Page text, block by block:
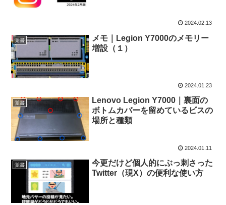
2024.02.13
覚書
メモ｜Legion Y7000のメモリー
増設（１）
2024.01.23
覚書
Lenovo Legion Y7000｜裏面の
ボトムカバーを留めているビスの
場所と種類
2024.01.11
覚書
今更だけど個人的にぶっ刺さった
Twitter（現X）の便利な使い方